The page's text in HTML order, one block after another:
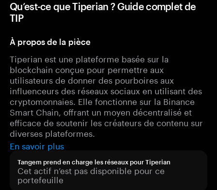
Qu’est-ce que Tiperian ? Guide complet de
TIP
À propos de la pièce
Tiperian est une plateforme basée sur la
blockchain conçue pour permettre aux
utilisateurs de donner des pourboires aux
influenceurs des réseaux sociaux en utilisant des
cryptomonnaies. Elle fonctionne sur la Binance
Smart Chain, offrant un moyen décentralisé et
efficace de soutenir les créateurs de contenu sur
diverses plateformes.
En savoir plus
Tangem prend en charge les réseaux pour Tiperian
Cet actif n’est pas disponible pour ce
portefeuille